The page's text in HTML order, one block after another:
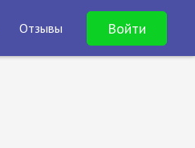
Отзывы Войти